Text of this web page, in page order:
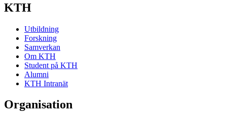
KTH
Utbildning
Forskning
Samverkan
Om KTH
Student på KTH
Alumni
KTH Intranät
Organisation